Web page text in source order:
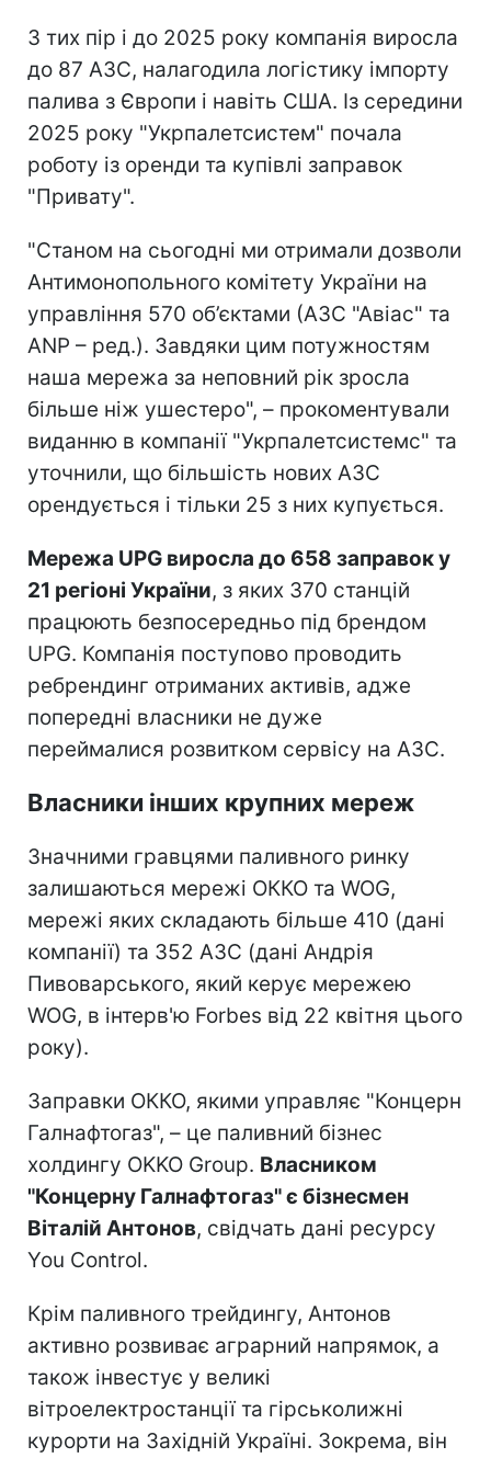
З тих пір і до 2025 року компанія виросла
до 87 АЗС, налагодила логістику імпорту
палива з Європи і навіть США. Із середини
2025 року "Укрпалетсистем" почала
роботу із оренди та купівлі заправок
"Привату".
"Станом на сьогодні ми отримали дозволи
Антимонопольного комітету України на
управління 570 об’єктами (АЗС "Авіас" та
ANP – ред.). Завдяки цим потужностям
наша мережа за неповний рік зросла
більше ніж ушестеро", – прокоментували
виданню в компанії "Укрпалетсистемс" та
уточнили, що більшість нових АЗС
орендується і тільки 25 з них купується.
Мережа UPG виросла до 658 заправок у
21 регіоні України, з яких 370 станцій
працюють безпосередньо під брендом
UPG. Компанія поступово проводить
ребрендинг отриманих активів, адже
попередні власники не дуже
переймалися розвитком сервісу на АЗС.
Власники інших крупних мереж
Значними гравцями паливного ринку
залишаються мережі ОККО та WOG,
мережі яких складають більше 410 (дані
компанії) та 352 АЗС (дані Андрія
Пивоварського, який керує мережею
WOG, в інтерв'ю Forbes від 22 квітня цього
року).
Заправки ОККО, якими управляє "Концерн
Галнафтогаз", – це паливний бізнес
холдингу OKKO Group. Власником
"Концерну Галнафтогаз" є бізнесмен
Віталій Антонов, свідчать дані ресурсу
You Control.
Крім паливного трейдингу, Антонов
активно розвиває аграрний напрямок, а
також інвестує у великі
вітроелектростанції та гірськолижні
курорти на Західній Україні. Зокрема, він